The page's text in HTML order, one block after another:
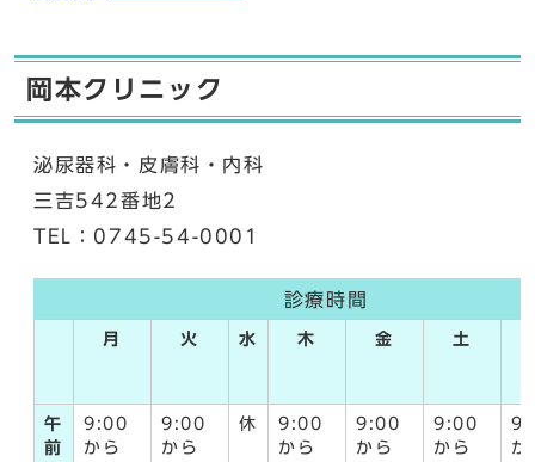
岡本クリニック
泌尿器科・皮膚科・内科
三吉542番地2
TEL：0745-54-0001
診療時間
月 火 水 木 金 土
午
前
9:00
から
9:00
から
休
9:00
から
9:00
から
9:00
から
か